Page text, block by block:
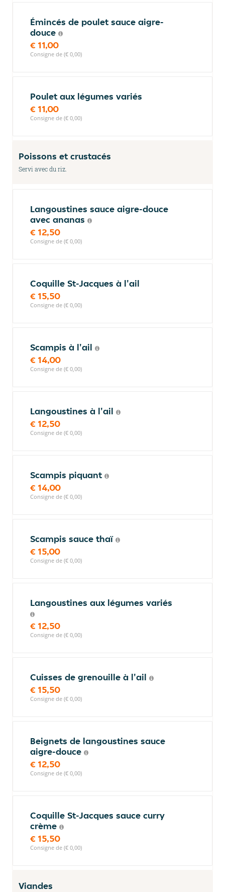
Émincés de poulet sauce aigre-
douce
€ 11,00
Consigne de (€ 0,00)
Poulet aux légumes variés
€ 11,00
Consigne de (€ 0,00)
Poissons et crustacés
Servi avec du riz.
Langoustines sauce aigre-douce
avec ananas
€ 12,50
Consigne de (€ 0,00)
Coquille St-Jacques à l'ail
€ 15,50
Consigne de (€ 0,00)
Scampis à l'ail
€ 14,00
Consigne de (€ 0,00)
Langoustines à l'ail
€ 12,50
Consigne de (€ 0,00)
Scampis piquant
€ 14,00
Consigne de (€ 0,00)
Scampis sauce thaï
€ 15,00
Consigne de (€ 0,00)
Langoustines aux légumes variés
€ 12,50
Consigne de (€ 0,00)
Cuisses de grenouille à l'ail
€ 15,50
Consigne de (€ 0,00)
Beignets de langoustines sauce
aigre-douce
€ 12,50
Consigne de (€ 0,00)
Coquille St-Jacques sauce curry
crème
€ 15,50
Consigne de (€ 0,00)
Viandes